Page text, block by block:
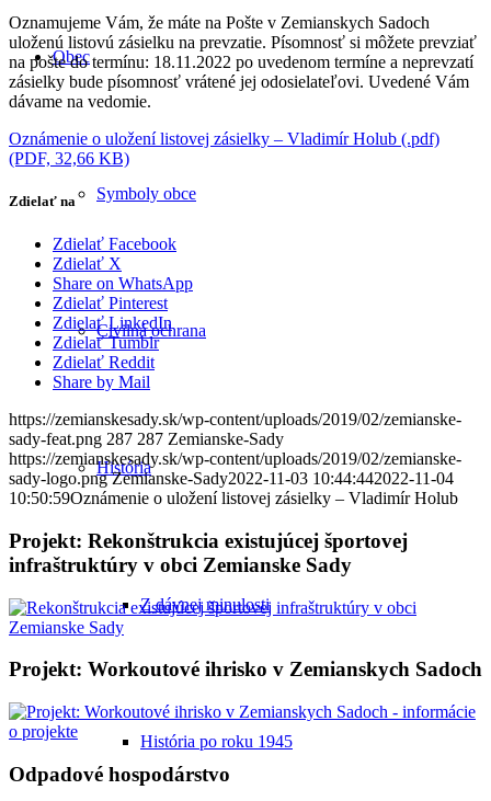
Obec
Symboly obce
Civilná ochrana
História
Z dávnej minulosti
História po roku 1945
Oznamujeme Vám, že máte na Pošte v Zemianskych Sadoch
uloženú listovú zásielku na prevzatie. Písomnosť si môžete prevziať
na pošte do termínu: 18.11.2022 po uvedenom termíne a neprevzatí
zásielky bude písomnosť vrátené jej odosielateľovi. Uvedené Vám
dávame na vedomie.
Oznámenie o uložení listovej zásielky – Vladimír Holub (.pdf)
(PDF, 32,66 KB)
Zdielať na
Zdielať Facebook
Zdielať X
Share on WhatsApp
Zdielať Pinterest
Zdielať LinkedIn
Zdielať Tumblr
Zdielať Reddit
Share by Mail
https://zemianskesady.sk/wp-content/uploads/2019/02/zemianske-
sady-feat.png 287 287 Zemianske-Sady
https://zemianskesady.sk/wp-content/uploads/2019/02/zemianske-
sady-logo.png Zemianske-Sady2022-11-03 10:44:442022-11-04
10:50:59Oznámenie o uložení listovej zásielky – Vladimír Holub
Projekt: Rekonštrukcia existujúcej športovej
infraštruktúry v obci Zemianske Sady
Projekt: Workoutové ihrisko v Zemianskych Sadoch
Odpadové hospodárstvo